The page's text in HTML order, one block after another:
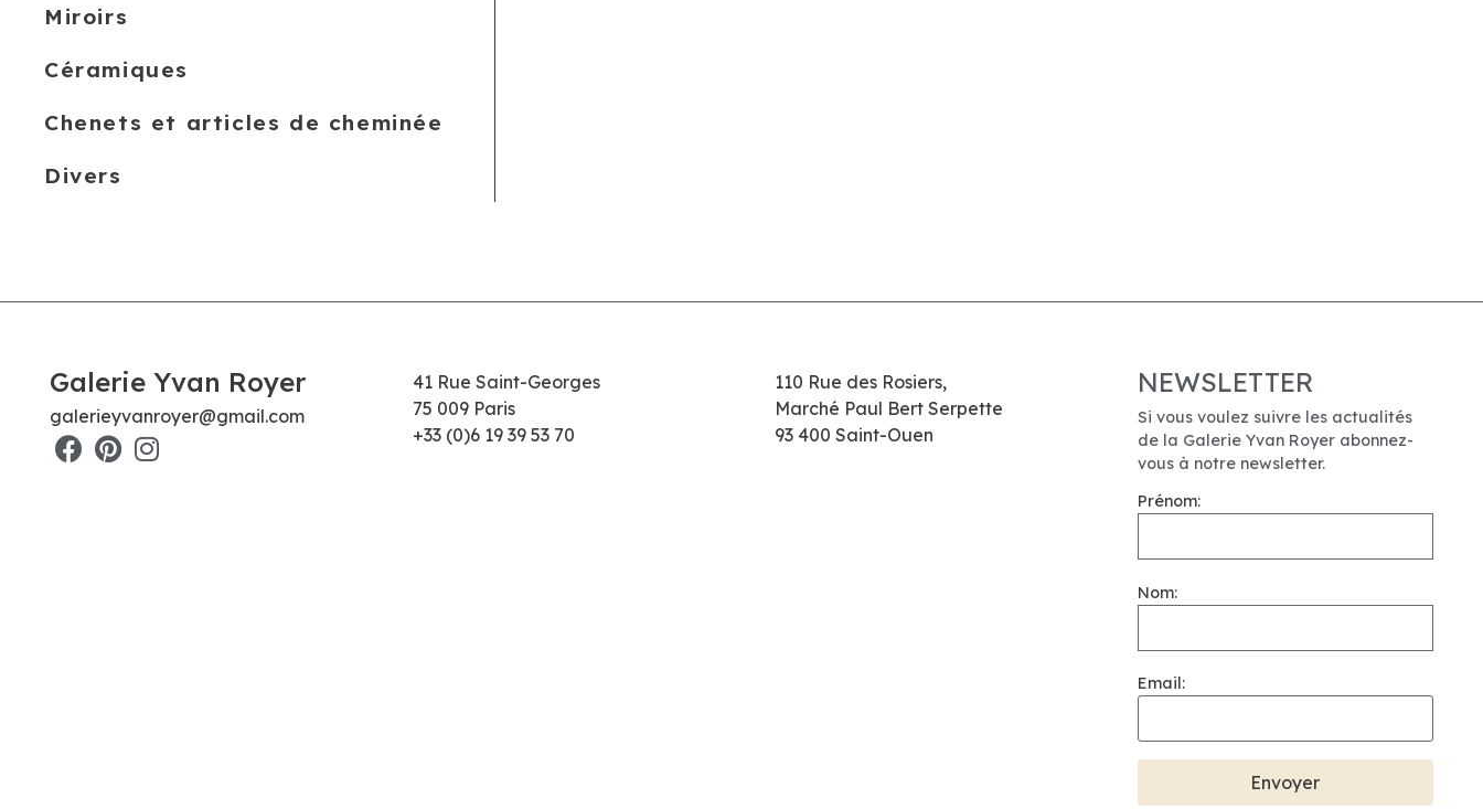
Miroirs
Céramiques
Chenets et articles de cheminée
Divers
Galerie Yvan Royer
galerieyvanroyer@gmail.com
41 Rue Saint-Georges
75 009 Paris
+33 (0)6 19 39 53 70
110 Rue des Rosiers,
Marché Paul Bert Serpette
93 400 Saint-Ouen
NEWSLETTER
Si vous voulez suivre les actualités
de la Galerie Yvan Royer abonnez-
vous à notre newsletter.
Prénom:
Nom:
Email: